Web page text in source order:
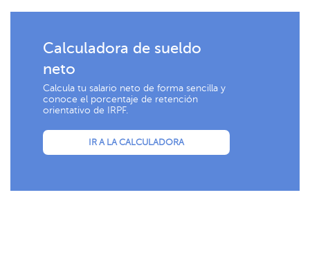
Calculadora de sueldo
neto
Calcula tu salario neto de forma sencilla y
conoce el porcentaje de retención
orientativo de IRPF.
IR A LA CALCULADORA